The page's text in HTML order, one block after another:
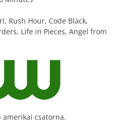
Rush Hour, Code Black,
Life in Pieces, Angel from
amerikai csatorna.